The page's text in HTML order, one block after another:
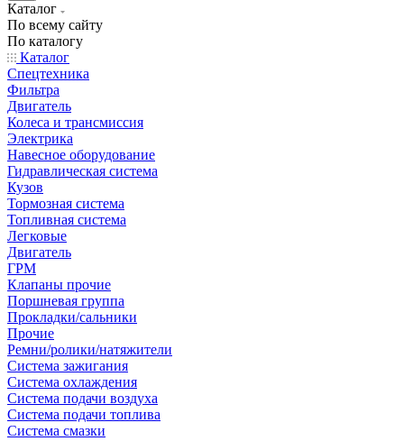
Каталог
По всему сайту
По каталогу
Каталог
Спецтехника
Фильтра
Двигатель
Колеса и трансмиссия
Электрика
Навесное оборудование
Гидравлическая система
Кузов
Тормозная система
Топливная система
Легковые
Двигатель
ГРМ
Клапаны прочие
Поршневая группа
Прокладки/сальники
Прочие
Ремни/ролики/натяжители
Система зажигания
Система охлаждения
Система подачи воздуха
Система подачи топлива
Система смазки